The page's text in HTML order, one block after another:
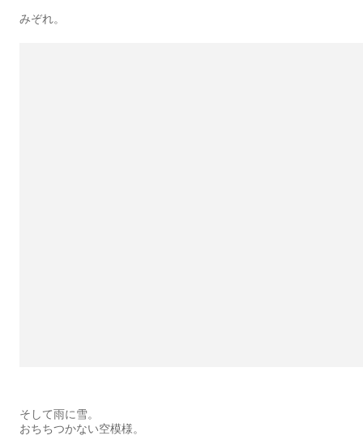
みぞれ。
そして雨に雪。
おちちつかない空模様。